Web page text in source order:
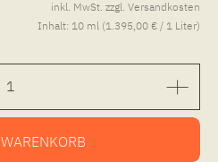
inkl. MwSt. zzgl. Versandkosten
Inhalt: 10 ml (1.395,00 € / 1 Liter)
WARENKORB